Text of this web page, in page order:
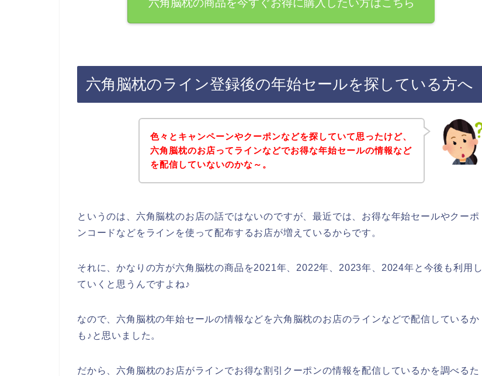
六角脳枕の商品を今すぐお得に購入したい方はこちら
六角脳枕のライン登録後の年始セールを探している方へ
色々とキャンペーンやクーポンなどを探していて思ったけど、
六角脳枕のお店ってラインなどでお得な年始セールの情報など
を配信していないのかな～。
というのは、六角脳枕のお店の話ではないのですが、最近では、お得な年始セールやクーポ
ンコードなどをラインを使って配布するお店が増えているからです。
それに、かなりの方が六角脳枕の商品を2021年、2022年、2023年、2024年と今後も利用し
ていくと思うんですよね♪
なので、六角脳枕の年始セールの情報などを六角脳枕のお店のラインなどで配信しているか
も♪と思いました。
だから、六角脳枕のお店がラインでお得な割引クーポンの情報を配信しているかを調べるた